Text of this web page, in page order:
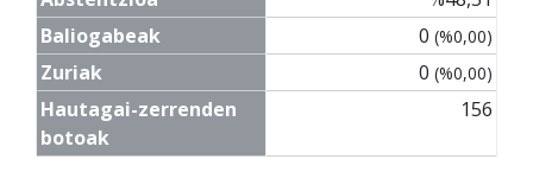
Baliogabeak
0 (%0,00)
Zuriak 0 (%0,00)
Hautagai-zerrenden
botoak
156